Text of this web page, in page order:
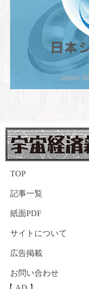
TOP
記事一覧
紙面PDF
サイトについて
広告掲載
お問い合わせ